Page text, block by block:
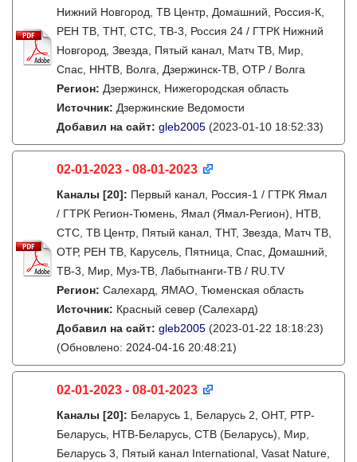
Нижний Новгород, ТВ Центр, Домашний, Россия-К,
РЕН ТВ, ТНТ, СТС, ТВ-3, Россия 24 / ГТРК Нижний
Новгород, Звезда, Пятый канал, Матч ТВ, Мир,
Спас, ННТВ, Волга, Дзержинск-ТВ, ОТР / Волга
Регион: Дзержинск, Нижегородская область
Источник: Дзержинские Ведомости
Добавил на сайт: gleb2005 (2023-01-10 18:52:33)
02-01-2023 - 08-01-2023
Каналы [20]: Первый канал, Россия-1 / ГТРК Ямал
/ ГТРК Регион-Тюмень, Ямал (Ямал-Регион), НТВ,
СТС, ТВ Центр, Пятый канал, ТНТ, Звезда, Матч ТВ,
ОТР, РЕН ТВ, Карусель, Пятница, Спас, Домашний,
ТВ-3, Мир, Муз-ТВ, Лабытнанги-ТВ / RU.TV
Регион: Салехард, ЯМАО, Тюменская область
Источник: Красный север (Салехард)
Добавил на сайт: gleb2005 (2023-01-22 18:18:23)
(Обновлено: 2024-04-16 20:48:21)
02-01-2023 - 08-01-2023
Каналы [20]: Беларусь 1, Беларусь 2, ОНТ, РТР-
Беларусь, НТВ-Беларусь, СТВ (Беларусь), Мир,
Беларусь 3, Пятый канал International, Vasat Nature,